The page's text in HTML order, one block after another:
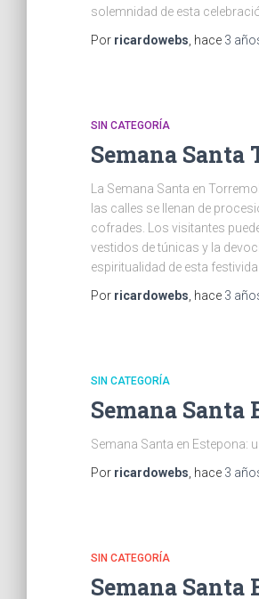
solemnidad de esta
Por ricardowebs , hace 3
SIN CATEGORÍA
Semana Santa
La Semana Santa en
las calles se llenan de
cofrades. Los visitantes
vestidos de túnicas y la
espiritualidad de esta
Por ricardowebs , hace 3
SIN CATEGORÍA
Semana Santa
Semana Santa en Estepona:
Por ricardowebs , hace 3
SIN CATEGORÍA
Semana Santa